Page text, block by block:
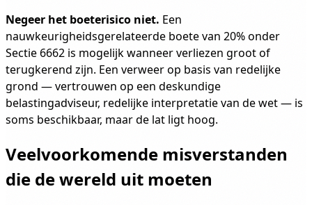
Negeer het boeterisico niet. Een
nauwkeurigheidsgerelateerde boete van 20% onder
Sectie 6662 is mogelijk wanneer verliezen groot of
terugkerend zijn. Een verweer op basis van redelijke
grond — vertrouwen op een deskundige
belastingadviseur, redelijke interpretatie van de wet — is
soms beschikbaar, maar de lat ligt hoog.
Veelvoorkomende misverstanden
die de wereld uit moeten